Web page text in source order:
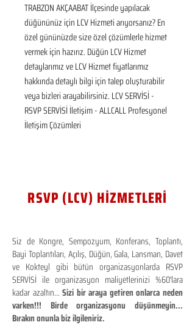
TRABZON AKÇAABAT İlçesinde yapılacak
düğününüz için LCV Hizmeti arıyorsanız? En
özel gününüzde size özel çözümlerle hizmet
vermek için hazırız. Düğün LCV Hizmet
detaylarımız ve LCV Hizmet fiyatlarımız
hakkında detaylı bilgi için talep oluşturabilir
veya bizleri arayabilirsiniz. LCV SERVİSİ -
RSVP SERVİSİ İletişim - ALLCALL Profesyonel
İletişim Çözümleri
RSVP (LCV) HİZMETLERİ
Siz de Kongre, Sempozyum, Konferans, Toplantı,
Bayi Toplantıları, Açılış, Düğün, Gala, Lansman, Davet
ve Kokteyl gibi bütün organizasyonlarda RSVP
SERVİSİ ile organizasyon maliyetlerinizi %60'lara
kadar azaltın...Sizi bir araya getiren onlarca neden
varken!!! Birde organizasyonu düşünmeyin...
Bırakın onunla biz ilgileniriz.